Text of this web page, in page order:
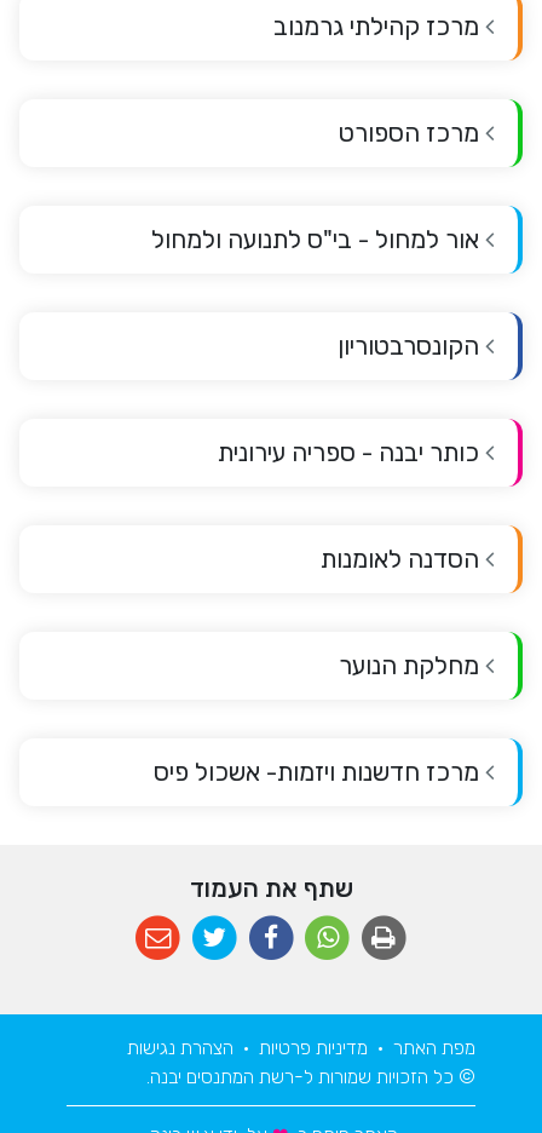
מרכז קהילתי גרמנוב
מרכז הספורט
אור למחול - בי"ס לתנועה ולמחול
הקונסרבטוריון
כותר יבנה - ספריה עירונית
הסדנה לאומנות
מחלקת הנוער
מרכז חדשנות ויזמות- אשכול פיס
שתף את העמוד
מפת האתר • מדיניות פרטיות • הצהרת נגישות
© כל הזכויות שמורות ל-רשת המתנסים יבנה.